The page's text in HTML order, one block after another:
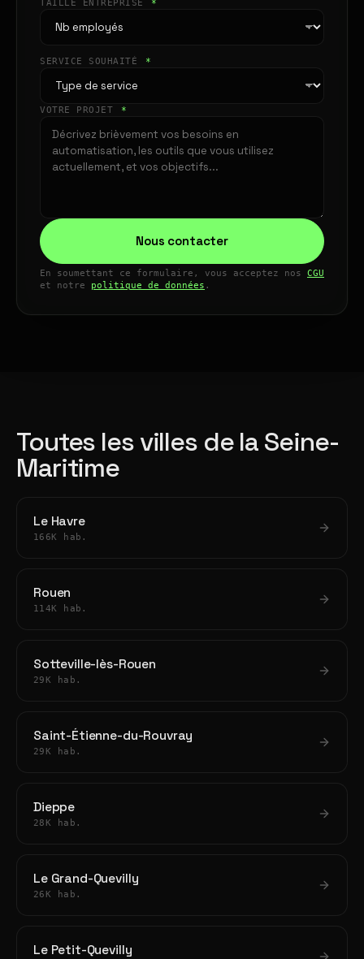
TAILLE ENTREPRISE *
SERVICE SOUHAITÉ *
VOTRE PROJET *
Nous contacter
En soumettant ce formulaire, vous acceptez nos CGU
et notre politique de données .
Toutes les villes de la Seine-
Maritime
Le Havre
166K hab.
Rouen
114K hab.
Sotteville-lès-Rouen
29K hab.
Saint-Étienne-du-Rouvray
29K hab.
Dieppe
28K hab.
Le Grand-Quevilly
26K hab.
Le Petit-Quevilly